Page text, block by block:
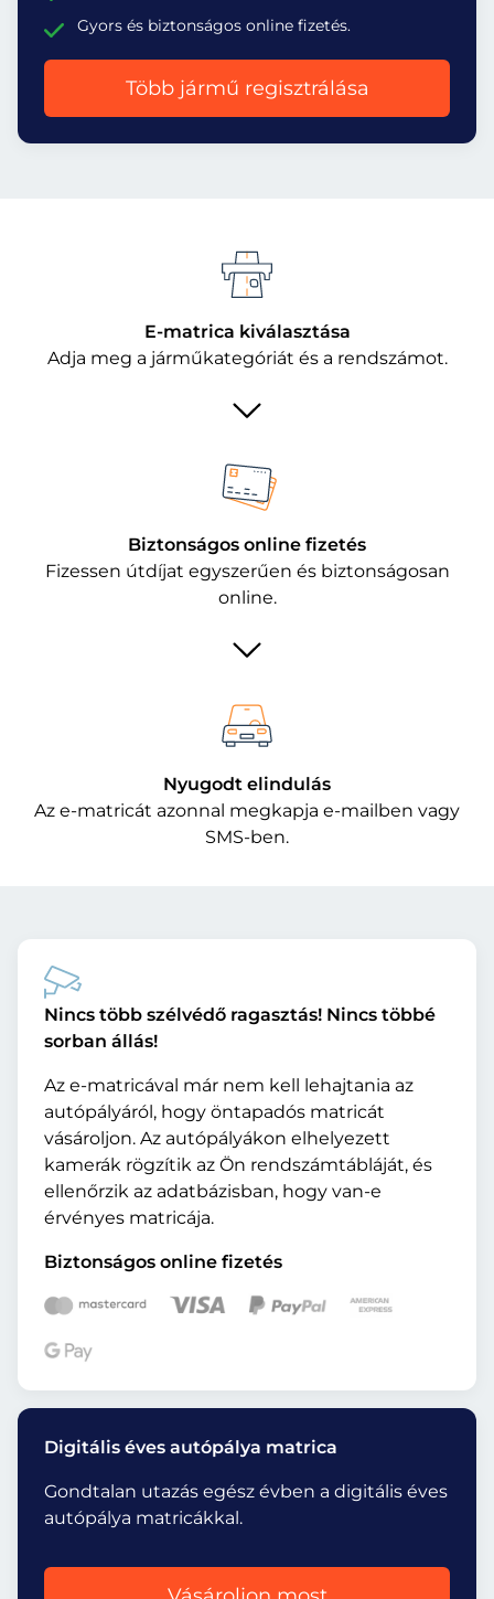
Gyors és biztonságos online fizetés.
Több jármű regisztrálása
E-matrica kiválasztása
Adja meg a járműkategóriát és a rendszámot.
Biztonságos online fizetés
Fizessen útdíjat egyszerűen és biztonságosan
online.
Nyugodt elindulás
Az e-matricát azonnal megkapja e-mailben vagy
SMS-ben.
Nincs több szélvédő ragasztás! Nincs többé
sorban állás!
Az e-matricával már nem kell lehajtania az
autópályáról, hogy öntapadós matricát
vásároljon. Az autópályákon elhelyezett
kamerák rögzítik az Ön rendszámtábláját, és
ellenőrzik az adatbázisban, hogy van-e
érvényes matricája.
Biztonságos online fizetés
Digitális éves autópálya matrica
Gondtalan utazás egész évben a digitális éves
autópálya matricákkal.